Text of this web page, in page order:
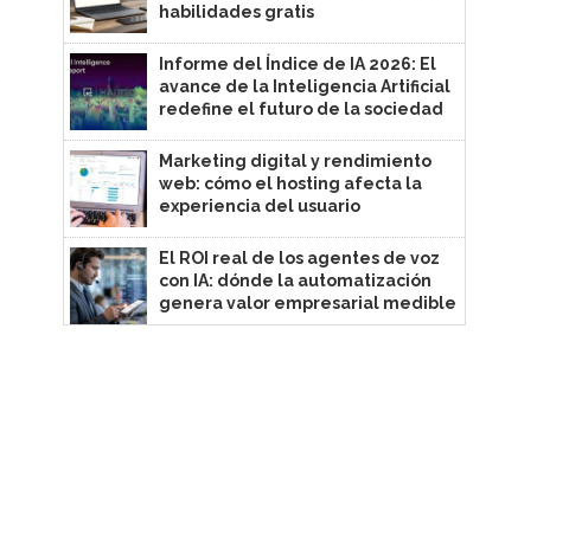
habilidades gratis
Informe del Índice de IA 2026: El
avance de la Inteligencia Artificial
redefine el futuro de la sociedad
Marketing digital y rendimiento
web: cómo el hosting afecta la
experiencia del usuario
El ROI real de los agentes de voz
con IA: dónde la automatización
genera valor empresarial medible